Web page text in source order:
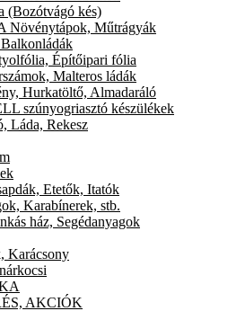
(Bozótvágó kés)
Műtrágyák
Építőipari fólia
Malteros ládák
Hurkatöltő, Almadaráló
szúnyogriasztó készülékek
Láda, Rekesz
Etetők, Itatók
Karabínerek, stb.
ház, Segédanyagok
Karácsony
AKCIÓK